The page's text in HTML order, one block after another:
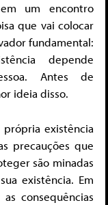
um encontro
que vai colocar
fundamental:
depende
Antes de
ideia disso.
existência
precauções que
são minadas
existência. Em
consequências